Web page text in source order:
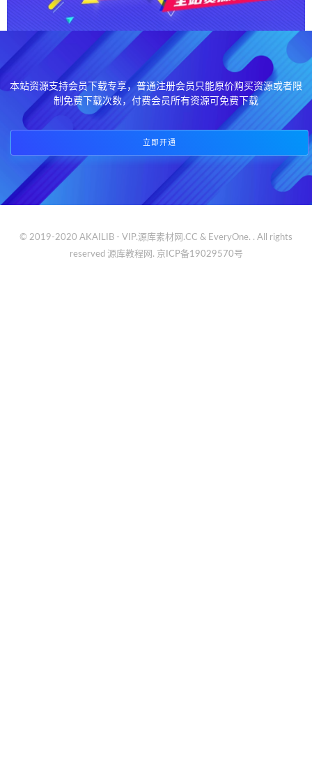
本站资源支持会员下载专享，普通注册会员只能原价购买资源或者限
制免费下载次数，付费会员所有资源可免费下载
立即开通
© 2019-2020 AKAILIB - VIP.源库素材网.CC & EveryOne. . All rights
reserved 源库教程网. 京ICP备19029570号